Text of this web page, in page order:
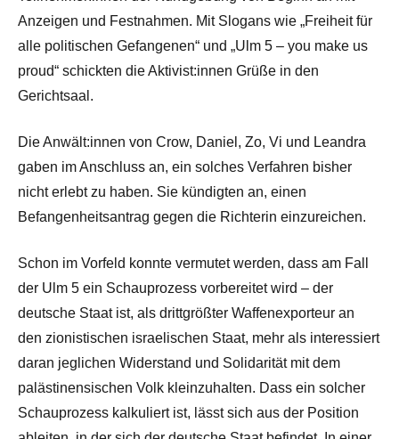
Anzeigen und Festnahmen. Mit Slogans wie „Freiheit für
alle politischen Gefangenen“ und „Ulm 5 – you make us
proud“ schickten die Aktivist:innen Grüße in den
Gerichtsaal.
Die Anwält:innen von Crow, Daniel, Zo, Vi und Leandra
gaben im Anschluss an, ein solches Verfahren bisher
nicht erlebt zu haben. Sie kündigten an, einen
Befangenheitsantrag gegen die Richterin einzureichen.
Schon im Vorfeld konnte vermutet werden, dass am Fall
der Ulm 5 ein Schauprozess vorbereitet wird – der
deutsche Staat ist, als drittgrößter Waffenexporteur an
den zionistischen israelischen Staat, mehr als interessiert
daran jeglichen Widerstand und Solidarität mit dem
palästinensischen Volk kleinzuhalten. Dass ein solcher
Schauprozess kalkuliert ist, lässt sich aus der Position